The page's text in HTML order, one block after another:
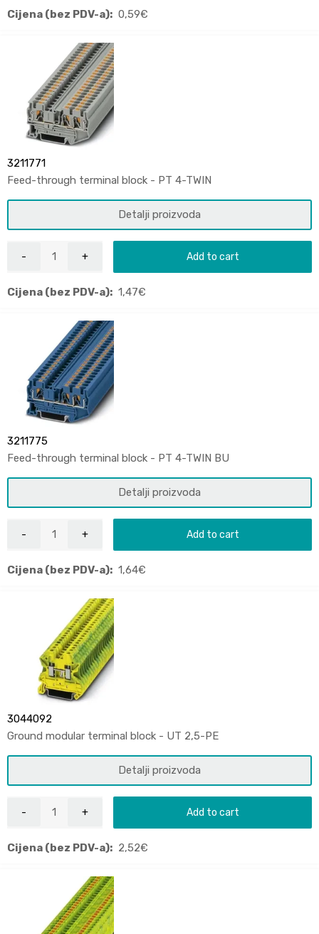
Cijena (bez PDV-a): 0,59€
3211771
Feed-through terminal block - PT 4-TWIN
Detalji proizvoda
Add to cart
Cijena (bez PDV-a): 1,47€
3211775
Feed-through terminal block - PT 4-TWIN BU
Detalji proizvoda
Add to cart
Cijena (bez PDV-a): 1,64€
3044092
Ground modular terminal block - UT 2,5-PE
Detalji proizvoda
Add to cart
Cijena (bez PDV-a): 2,52€